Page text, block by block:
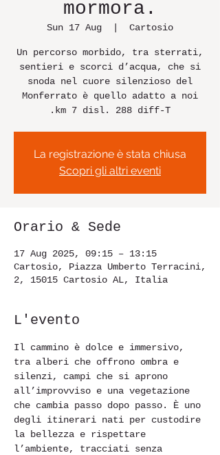
mormora.
Sun 17 Aug Cartosio
Un percorso morbido, tra sterrati,
sentieri e scorci d’acqua, che si
snoda nel cuore silenzioso del
Monferrato è quello adatto a noi
.km 7 disl. 288 diff-T
La registrazione è stata chiusa
Scopri gli altri eventi
Orario & Sede
17 Aug 2025, 09:15 – 13:15
Cartosio, Piazza Umberto Terracini,
2, 15015 Cartosio AL, Italia
L'evento
Il cammino è dolce e immersivo,
tra alberi che offrono ombra e
silenzi, campi che si aprono
all’improvviso e una vegetazione
che cambia passo dopo passo. È uno
degli itinerari nati per custodire
la bellezza e rispettare
l’ambiente, tracciati senza